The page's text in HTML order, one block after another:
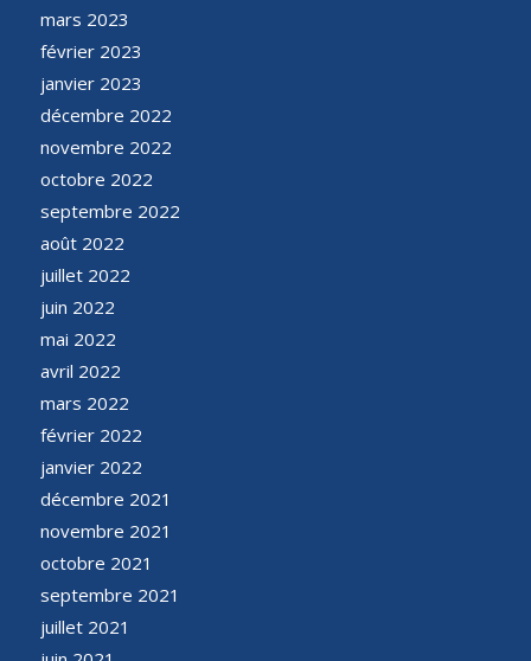
mars 2023
février 2023
janvier 2023
décembre 2022
novembre 2022
octobre 2022
septembre 2022
août 2022
juillet 2022
juin 2022
mai 2022
avril 2022
mars 2022
février 2022
janvier 2022
décembre 2021
novembre 2021
octobre 2021
septembre 2021
juillet 2021